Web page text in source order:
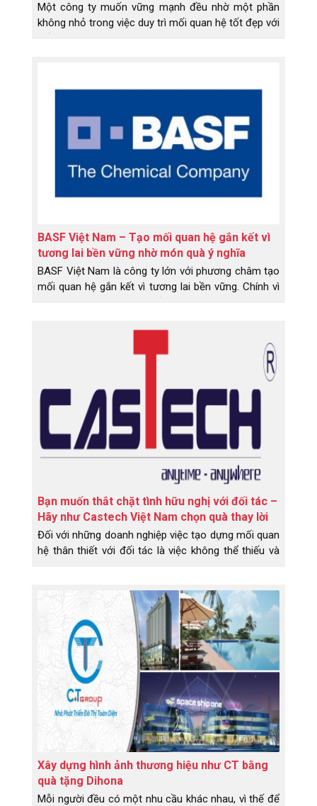
Một công ty muốn vững mạnh đều nhờ một phần
không nhỏ trong việc duy trì mối quan hệ tốt đẹp với
BASF Việt Nam – Tạo mối quan hệ gắn kết vì
tương lai bền vững nhờ món quà ý nghĩa
BASF Việt Nam là công ty lớn với phương châm tạo
mối quan hệ gắn kết vì tương lai bền vững. Chính vì
Bạn muốn thắt chặt tình hữu nghị với đối tác –
Hãy như Castech Việt Nam chọn quà thay lời
muốn nói
Đối với những doanh nghiệp việc tạo dựng mối quan
hệ thân thiết với đối tác là việc không thể thiếu và
Xây dựng hình ảnh thương hiệu như CT bằng
quà tặng Dihona
Mỗi người đều có một nhu cầu khác nhau, vì thế để